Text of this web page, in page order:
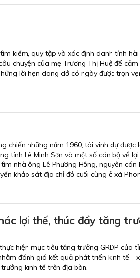
kiếm, quy tập và xác định danh tính
chuyện của mẹ Trương Thị Huệ để cảm
lời hẹn dang dở có ngày được trọn
chiến những năm 1960, tôi vinh dự được
tỉnh Lê Minh Sơn và một số cán bộ về lại
nhà ông Lê Phương Hồng, nguyên cán
khảo sát địa chỉ đỏ cuối cùng ở xã
lợi thế, thúc đẩy tăng
hiện mục tiêu tăng trưởng GRDP của
đánh giá kết quả phát triển kinh tế -
kinh tế trên địa bàn.